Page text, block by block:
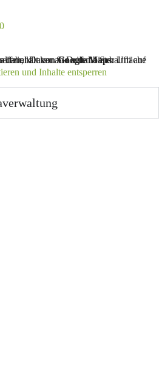
vonGoogle Maps
und Inhalte entsperren